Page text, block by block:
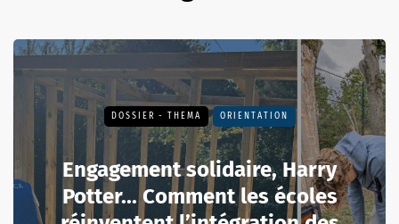
DOSSIER - THEMA ORIENTATION
Engagement solidaire, Harry
Potter... Comment les écoles